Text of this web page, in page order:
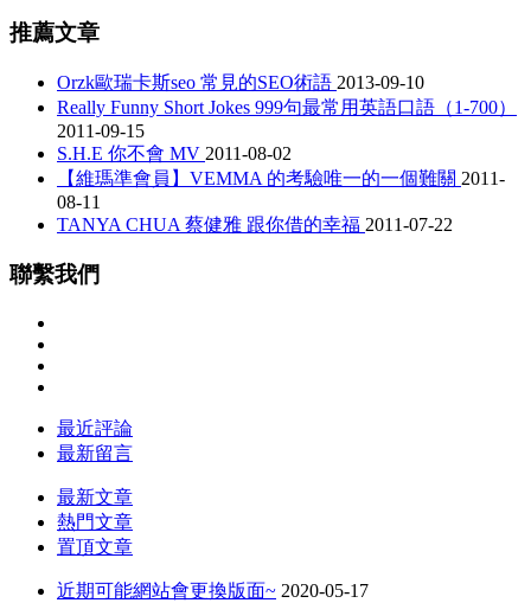
推薦文章
Orzk歐瑞卡斯seo 常見的SEO術語 2013-09-10
Really Funny Short Jokes 999句最常用英語口語（1-700）
2011-09-15
S.H.E 你不會 MV 2011-08-02
【維瑪準會員】VEMMA 的考驗唯一的一個難關 2011-
08-11
TANYA CHUA 蔡健雅 跟你借的幸福 2011-07-22
聯繫我們
最近評論
最新留言
最新文章
熱門文章
置頂文章
近期可能網站會更換版面~ 2020-05-17